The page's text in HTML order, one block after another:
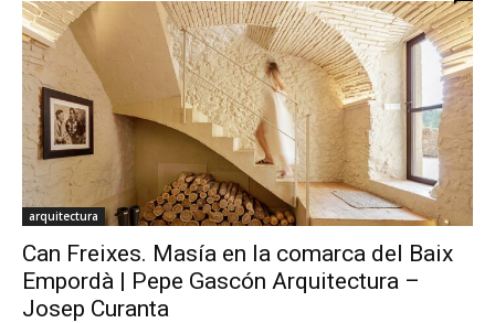
arquitectura
Can Freixes. Masía en la comarca del Baix
Empordà | Pepe Gascón Arquitectura –
Josep Curanta